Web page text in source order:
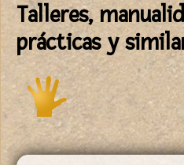
Talleres,
prácticas y